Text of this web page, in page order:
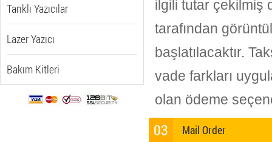
Tanklı Yazıcılar
Lazer Yazıcı
Bakım Kitleri
ilgili tutar çekilmiş
tarafından
başlatılacaktır.
vade farkları
olan ödeme
03 Mail Order